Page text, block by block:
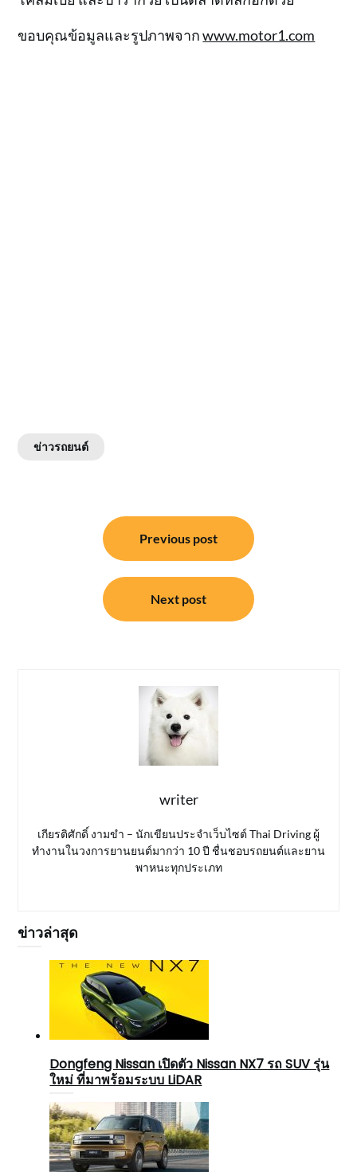
ขอบคุณข้อมูลและรูปภาพจากwww.motor1.com
ข่าวรถยนต์
Previous post
Next post
writer
เกียรติศักดิ์ งามขำ – นักเขียนประจำเว็บไซต์ Thai Driving ผู้
ทำงานในวงการยานยนต์มากว่า 10 ปี ชื่นชอบรถยนต์และยาน
พาหนะทุกประเภท
ข่าวล่าสุด
Dongfeng Nissan เปิดตัว Nissan NX7 รถ SUV รุ่น
ใหม่ ที่มาพร้อมระบบ LiDAR